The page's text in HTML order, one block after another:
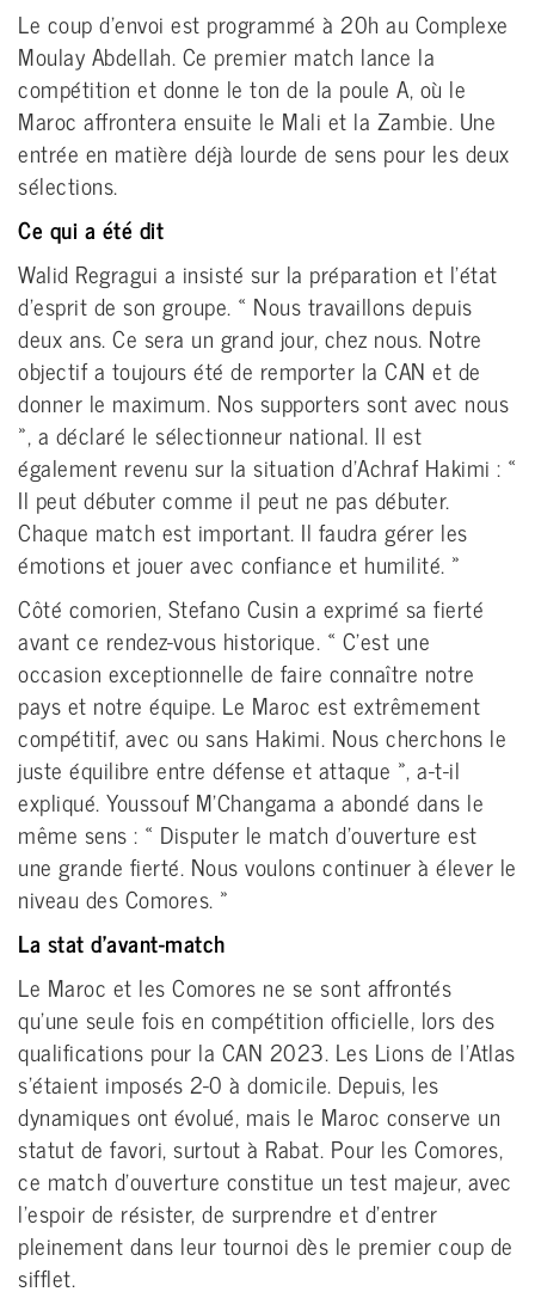
Le coup d’envoi est programmé à 20h au Complexe
Moulay Abdellah. Ce premier match lance la
compétition et donne le ton de la poule A, où le
Maroc affrontera ensuite le Mali et la Zambie. Une
entrée en matière déjà lourde de sens pour les deux
sélections.
Ce qui a été dit
Walid Regragui a insisté sur la préparation et l’état
d’esprit de son groupe. « Nous travaillons depuis
deux ans. Ce sera un grand jour, chez nous. Notre
objectif a toujours été de remporter la CAN et de
donner le maximum. Nos supporters sont avec nous
», a déclaré le sélectionneur national. Il est
également revenu sur la situation d’Achraf Hakimi : «
Il peut débuter comme il peut ne pas débuter.
Chaque match est important. Il faudra gérer les
émotions et jouer avec confiance et humilité. »
Côté comorien, Stefano Cusin a exprimé sa fierté
avant ce rendez-vous historique. « C’est une
occasion exceptionnelle de faire connaître notre
pays et notre équipe. Le Maroc est extrêmement
compétitif, avec ou sans Hakimi. Nous cherchons le
juste équilibre entre défense et attaque », a-t-il
expliqué. Youssouf M’Changama a abondé dans le
même sens : « Disputer le match d’ouverture est
une grande fierté. Nous voulons continuer à élever le
niveau des Comores. »
La stat d’avant-match
Le Maroc et les Comores ne se sont affrontés
qu’une seule fois en compétition officielle, lors des
qualifications pour la CAN 2023. Les Lions de l’Atlas
s’étaient imposés 2-0 à domicile. Depuis, les
dynamiques ont évolué, mais le Maroc conserve un
statut de favori, surtout à Rabat. Pour les Comores,
ce match d’ouverture constitue un test majeur, avec
l’espoir de résister, de surprendre et d’entrer
pleinement dans leur tournoi dès le premier coup de
sifflet.